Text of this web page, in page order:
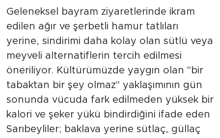
Geleneksel bayram ziyaretlerinde ikram
edilen ağır ve şerbetli hamur tatlıları
yerine, sindirimi daha kolay olan sütlü veya
meyveli alternatiflerin tercih edilmesi
öneriliyor. Kültürümüzde yaygın olan "bir
tabaktan bir şey olmaz" yaklaşımının gün
sonunda vücuda fark edilmeden yüksek bir
kalori ve şeker yükü bindirdiğini ifade eden
Sarıbeyliler; baklava yerine sütlaç, güllaç